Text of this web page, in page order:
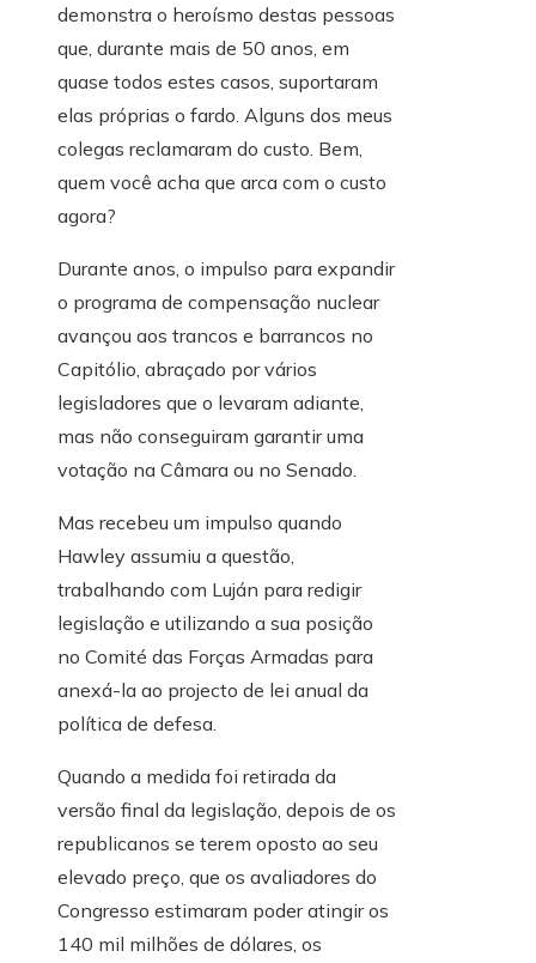
demonstra o heroísmo destas pessoas
que, durante mais de 50 anos, em
quase todos estes casos, suportaram
elas próprias o fardo. Alguns dos meus
colegas reclamaram do custo. Bem,
quem você acha que arca com o custo
agora?
Durante anos, o impulso para expandir
o programa de compensação nuclear
avançou aos trancos e barrancos no
Capitólio, abraçado por vários
legisladores que o levaram adiante,
mas não conseguiram garantir uma
votação na Câmara ou no Senado.
Mas recebeu um impulso quando
Hawley assumiu a questão,
trabalhando com Luján para redigir
legislação e utilizando a sua posição
no Comité das Forças Armadas para
anexá-la ao projecto de lei anual da
política de defesa.
Quando a medida foi retirada da
versão final da legislação, depois de os
republicanos se terem oposto ao seu
elevado preço, que os avaliadores do
Congresso estimaram poder atingir os
140 mil milhões de dólares, os